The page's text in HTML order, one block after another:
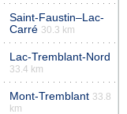
Saint-Faustin–Lac-
Carré 30.3 km
Lac-Tremblant-Nord
33.4 km
Mont-Tremblant 33.8
km